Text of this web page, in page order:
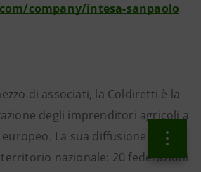
company/intesa-sanpaolo
di associati, la Coldiretti è la
degli imprenditori agricoli a
La sua diffusione è
nazionale: 20 federazioni